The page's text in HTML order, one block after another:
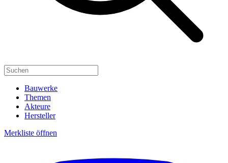
Bauwerke
Themen
Akteure
Hersteller
Merkliste öffnen